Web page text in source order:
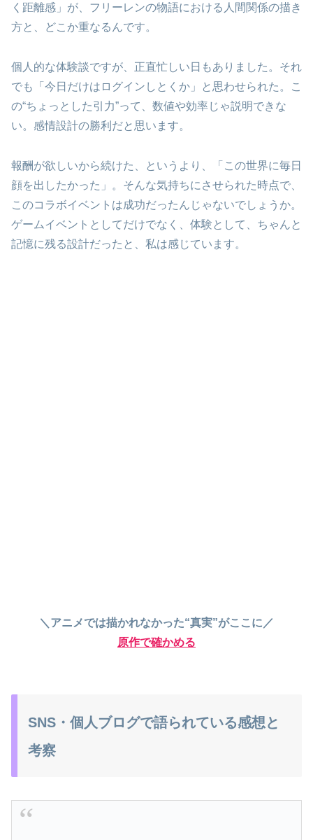
く距離感」が、フリーレンの物語における人間関係の描き
方と、どこか重なるんです。
個人的な体験談ですが、正直忙しい日もありました。それ
でも「今日だけはログインしとくか」と思わせられた。こ
の“ちょっとした引力”って、数値や効率じゃ説明できな
い。感情設計の勝利だと思います。
報酬が欲しいから続けた、というより、「この世界に毎日
顔を出したかった」。そんな気持ちにさせられた時点で、
このコラボイベントは成功だったんじゃないでしょうか。
ゲームイベントとしてだけでなく、体験として、ちゃんと
記憶に残る設計だったと、私は感じています。
＼アニメでは描かれなかった“真実”がここに／
原作で確かめる
SNS・個人ブログで語られている感想と
考察